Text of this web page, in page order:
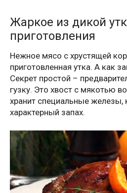
Жаркое из дикой
приготовления
Нежное мясо с хрустящей
приготовленная утка. А как
Секрет простой –
гузку. Это хвост с мякотью
хранит специальные
характерный запах.